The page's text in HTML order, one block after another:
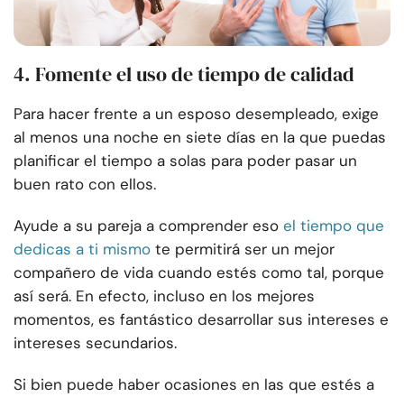
4. Fomente el uso de tiempo de calidad
Para hacer frente a un esposo desempleado, exige
al menos una noche en siete días en la que puedas
planificar el tiempo a solas para poder pasar un
buen rato con ellos.
Ayude a su pareja a comprender eso el tiempo que
dedicas a ti mismo te permitirá ser un mejor
compañero de vida cuando estés como tal, porque
así será. En efecto, incluso en los mejores
momentos, es fantástico desarrollar sus intereses e
intereses secundarios.
Si bien puede haber ocasiones en las que estés a